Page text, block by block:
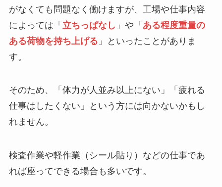
がなくても問題なく働けますが、工場や仕事内容
によっては「 立ちっぱなし 」や「 ある程度重量の
ある荷物を持ち上げる 」といったことがありま
す。
そのため、「体力が人並み以上にない」「疲れる
仕事はしたくない」という方には向かないかもし
れません。
検査作業や軽作業（シール貼り）などの仕事であ
れば座ってできる場合も多いです。